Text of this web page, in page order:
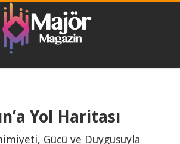
Yol Haritası
Gücü ve Duygusuyla